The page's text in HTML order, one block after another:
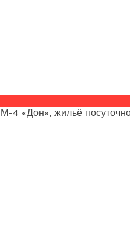
«Дон», жильё